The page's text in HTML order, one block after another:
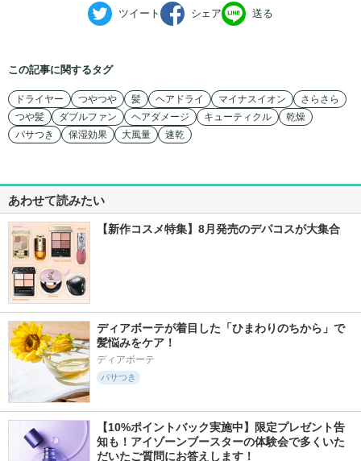
ツイート シェア 送る
この記事に関するタグ
ドライヤー つやつや 髪 ヘアドライ マイナスイオン
さらさら
つや髪
ダブルファン ヘアダメージ キューティクル
乾燥
パサつき
保湿効果 大風量 速乾
あわせて読みたい
【新作コスメ特集】8月発売のデパコスが大集合
ディアボーテが着目した「ひまわりのちから」で
髪悩みをケア！
ディアボーテ
パサつき
【10%ポイントバック実施中】限定プレゼント告
知も！アイゾーンブースターの体験会で多くいた
だいたご質問にお答えします！